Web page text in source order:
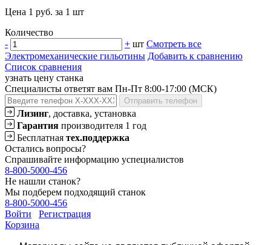
Цена 1 руб. за 1 шт
Количество
-
+ шт Смотреть все
Электромеханические гильотины Добавить к сравнению
Список сравнения
узнать цену станка
Специалисты ответят вам Пн-Пт 8:00-17:00 (МСК)
Отправить телефон
Лизинг, доставка, установка
Гарантия производителя 1 год
Бесплатная тех.поддержка
Остались вопросы?
Спрашивайте информацию успециалистов
8-800-5000-456
Не нашли станок?
Мы подберем подходящий станок
8-800-5000-456
Войти
Регистрация
Корзина